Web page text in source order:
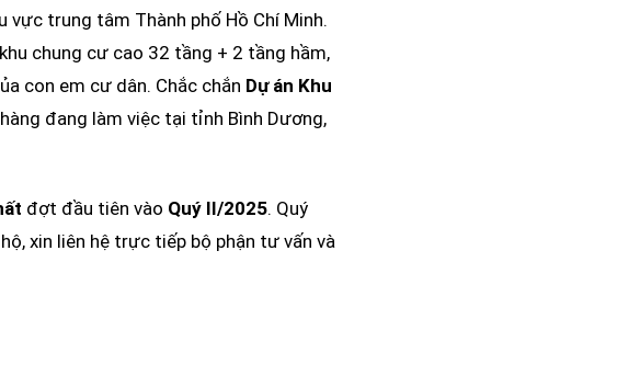
vực trung tâm Thành phố Hồ Chí Minh.
chung cư cao 32 tầng + 2 tầng hầm,
con em cư dân. Chắc chắn Dự án Khu
đang làm việc tại tỉnh Bình Dương,
đợt đầu tiên vào Quý II/2025. Quý
xin liên hệ trực tiếp bộ phận tư vấn và